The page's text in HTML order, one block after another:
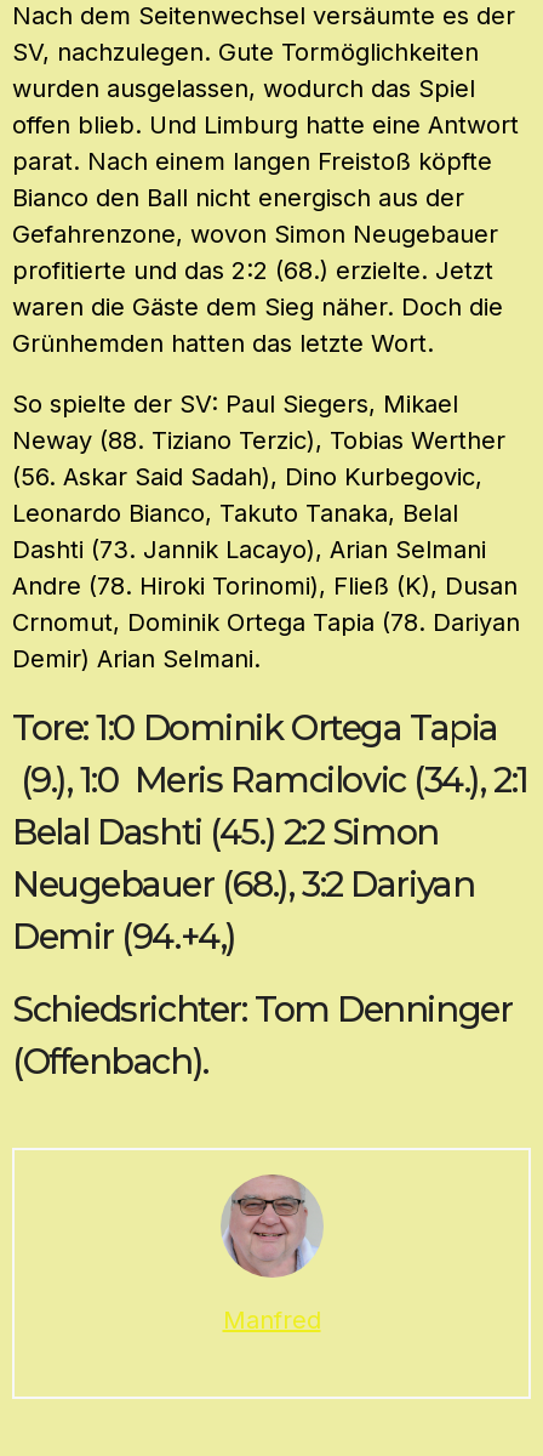
Nach dem Seitenwechsel versäumte es der
SV, nachzulegen. Gute Tormöglichkeiten
wurden ausgelassen, wodurch das Spiel
offen blieb. Und Limburg hatte eine Antwort
parat. Nach einem langen Freistoß köpfte
Bianco den Ball nicht energisch aus der
Gefahrenzone, wovon Simon Neugebauer
profitierte und das 2:2 (68.) erzielte. Jetzt
waren die Gäste dem Sieg näher. Doch die
Grünhemden hatten das letzte Wort.
So spielte der SV: Paul Siegers, Mikael
Neway (88. Tiziano Terzic), Tobias Werther
(56. Askar Said Sadah), Dino Kurbegovic,
Leonardo Bianco, Takuto Tanaka, Belal
Dashti (73. Jannik Lacayo), Arian Selmani
Andre (78. Hiroki Torinomi), Fließ (K), Dusan
Crnomut, Dominik Ortega Tapia (78. Dariyan
Demir) Arian Selmani.
Tore: 1:0 Dominik Ortega Tapia
(9.), 1:0 Meris Ramcilovic (34.), 2:1
Belal Dashti (45.) 2:2 Simon
Neugebauer (68.), 3:2 Dariyan
Demir (94.+4,)
Schiedsrichter: Tom Denninger
(Offenbach).
Manfred